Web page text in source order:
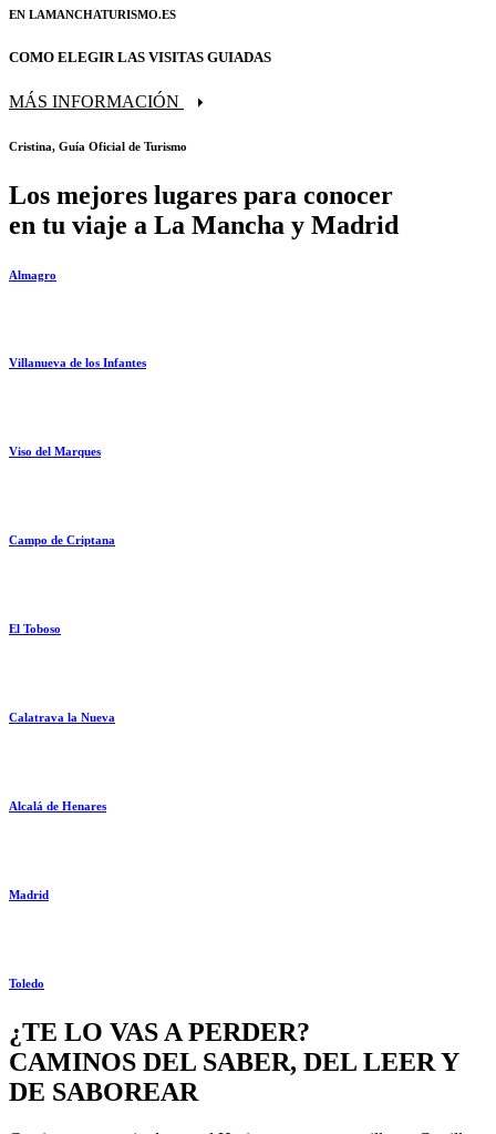
EN LAMANCHATURISMO.ES
COMO ELEGIR LAS VISITAS GUIADAS
MÁS INFORMACIÓN
Cristina, Guía Oficial de Turismo
Los mejores lugares para conocer
en tu viaje a La Mancha y Madrid
Almagro
Villanueva de los Infantes
Viso del Marques
Campo de Criptana
El Toboso
Calatrava la Nueva
Alcalá de Henares
Madrid
Toledo
¿TE LO VAS A PERDER?
CAMINOS DEL SABER, DEL LEER Y
DE SABOREAR